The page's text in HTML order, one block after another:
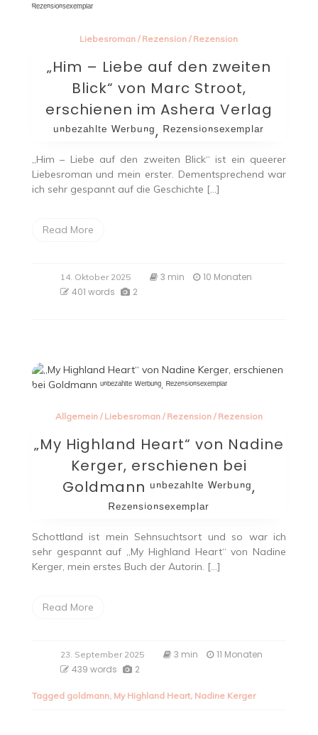
Liebesroman / Rezension / Rezension
„Him – Liebe auf den zweiten
Blick“ von Marc Stroot,
erschienen im Ashera Verlag
ᵘⁿᵇᵉᶻᵃʰˡᵗᵉ ᵂᵉʳᵇᵘⁿᵍ, ᴿᵉᶻᵉⁿˢⁱᵒⁿˢᵉˣᵉᵐᵖˡᵃʳ
„Him – Liebe auf den zweiten Blick“ ist ein queerer
Liebesroman und mein erster. Dementsprechend war
ich sehr gespannt auf die Geschichte […]
Read More
14. Oktober 2025 3 min
10 Monaten
401 words
2
Allgemein/ Liebesroman/ Rezension/ Rezension
„My Highland Heart“ von Nadine
Kerger, erschienen bei
Goldmann ᵘⁿᵇᵉᶻᵃʰˡᵗᵉ ᵂᵉʳᵇᵘⁿᵍ,
ᴿᵉᶻᵉⁿˢⁱᵒⁿˢᵉˣᵉᵐᵖˡᵃʳ
Schottland ist mein Sehnsuchtsort und so war ich
sehr gespannt auf „My Highland Heart“ von Nadine
Kerger, mein erstes Buch der Autorin. […]
Read More
23. September 2025 3 min
11 Monaten
439 words
2
Tagged goldmann, My Highland Heart, Nadine Kerger